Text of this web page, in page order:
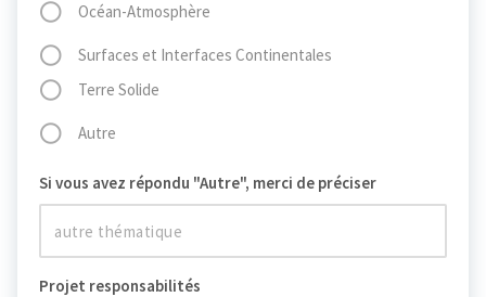
Océan-Atmosphère
Surfaces et Interfaces Continentales
Terre Solide
Autre
Si vous avez répondu "Autre", merci de préciser
Projet responsabilités